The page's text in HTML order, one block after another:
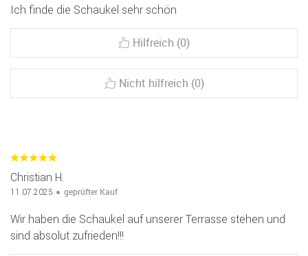
Ich finde die Schaukel sehr schön
Hilfreich (0)
Nicht hilfreich (0)
Christian H.
11.07.2025 geprüfter Kauf
Wir haben die Schaukel auf unserer Terrasse stehen und
sind absolut zufrieden!!!